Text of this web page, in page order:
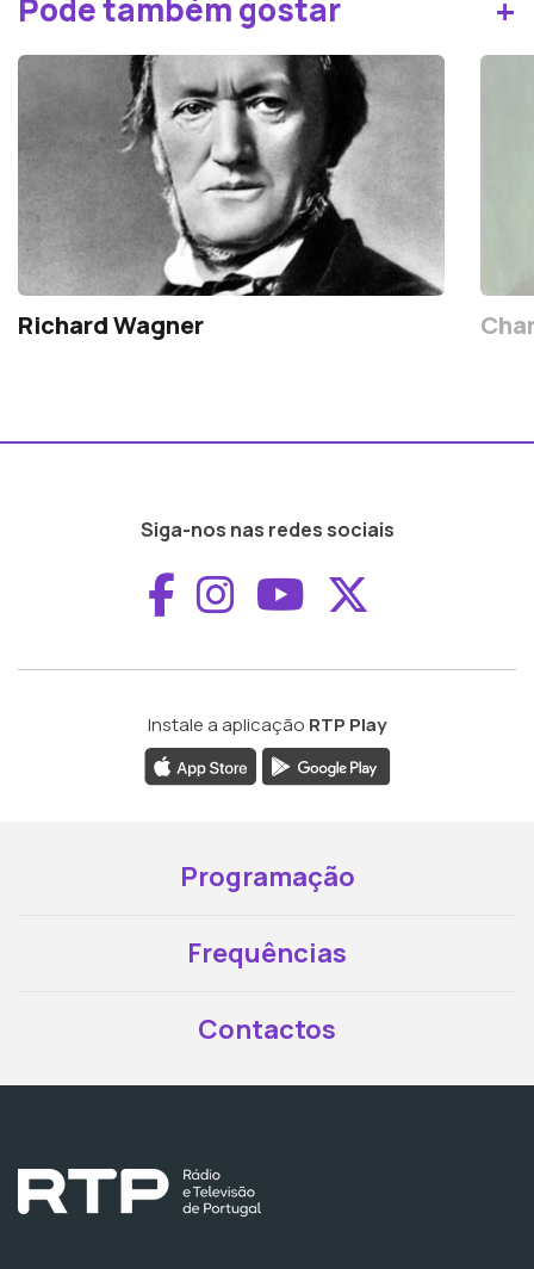
Pode também gostar +
Richard Wagner
Siga-nos nas redes sociais
Aceder ao
Aceder ao
Aceder ao
Instale a aplicação RTP Play
Programação
Frequências
Contactos